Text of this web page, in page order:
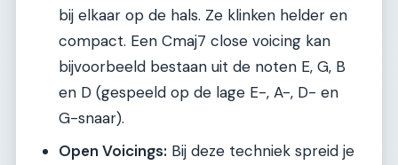
bij elkaar op de hals. Ze klinken helder en
compact. Een Cmaj7 close voicing kan
bijvoorbeeld bestaan uit de noten E, G, B
en D (gespeeld op de lage E-, A-, D- en
G-snaar).
Open Voicings: Bij deze techniek spreid je